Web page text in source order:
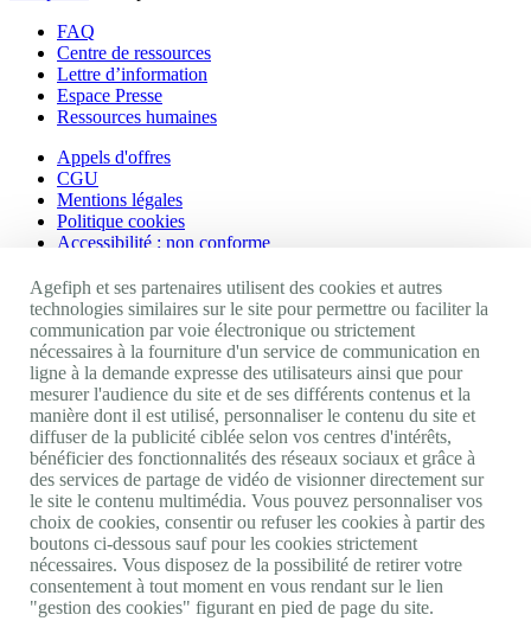
FAQ
Centre de ressources
Lettre d’information
Espace Presse
Ressources humaines
Appels d'offres
CGU
Mentions légales
Politique cookies
Accessibilité : non conforme
Nos autres sites
Site portail Agefiph
Activateur de progrès
Handinnov
Innovation et recherche
Université du RRH
Service AppuiPro
Nous suivre
Youtube
Linkedin
Facebook
Twitter
Agefiph et ses partenaires utilisent des cookies et autres
technologies similaires sur le site pour permettre ou faciliter la
communication par voie électronique ou strictement
nécessaires à la fourniture d'un service de communication en
ligne à la demande expresse des utilisateurs ainsi que pour
mesurer l'audience du site et de ses différents contenus et la
manière dont il est utilisé, personnaliser le contenu du site et
diffuser de la publicité ciblée selon vos centres d'intérêts,
bénéficier des fonctionnalités des réseaux sociaux et grâce à
des services de partage de vidéo de visionner directement sur
le site le contenu multimédia. Vous pouvez personnaliser vos
choix de cookies, consentir ou refuser les cookies à partir des
boutons ci-dessous sauf pour les cookies strictement
nécessaires. Vous disposez de la possibilité de retirer votre
consentement à tout moment en vous rendant sur le lien
"gestion des cookies" figurant en pied de page du site.